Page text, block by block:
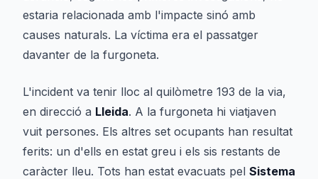
estaria relacionada amb l'impacte sinó amb
causes naturals. La víctima era el passatger
davanter de la furgoneta.
L'incident va tenir lloc al quilòmetre 193 de la via,
en direcció a Lleida. A la furgoneta hi viatjaven
vuit persones. Els altres set ocupants han resultat
ferits: un d'ells en estat greu i els sis restants de
caràcter lleu. Tots han estat evacuats pel Sistema